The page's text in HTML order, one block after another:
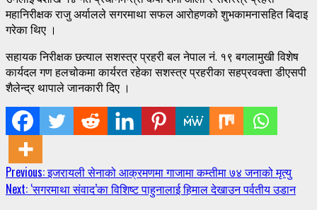
महानिरीक्षक राजु अर्यालले सगरमाथा सफल आरोहणको शुभकामनासहित बिदाइ
गरेका थिए ।
सहायक निरीक्षक छत्याल सशस्त्र प्रहरी बल नेपाल नं. १९ बगलामुखी विशेष
कार्यदल गण हलचोकमा कार्यरत रहेका सशस्त्र प्रहरीका सहप्रवक्ता डीएसपी
शैलेन्द्र थापाले जानकारी दिए ।
Continue
Reading
Previous:इजरायली सेनाको आक्रमणमा गाजामा कम्तीमा ७४ जनाको मृत्यु
Next: ‘सगरमाथा संवाद’का विशिष्ट पाहुनालाई हिमाल देखाउन पर्वतीय उडान